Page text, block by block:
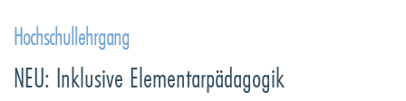
Hochschullehrgang
NEU: Inklusive Elementarpädagogik